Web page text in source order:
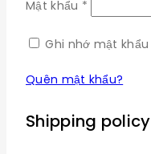
Mật khẩu *
buộc
Ghi nhớ mật khẩu
Quên mật khẩu?
Shipping policy